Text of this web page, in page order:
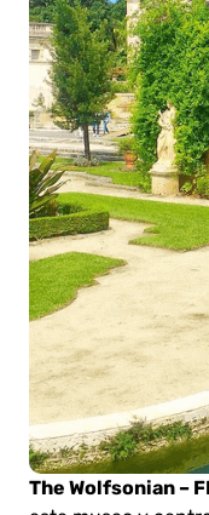
The Wolfsonian –